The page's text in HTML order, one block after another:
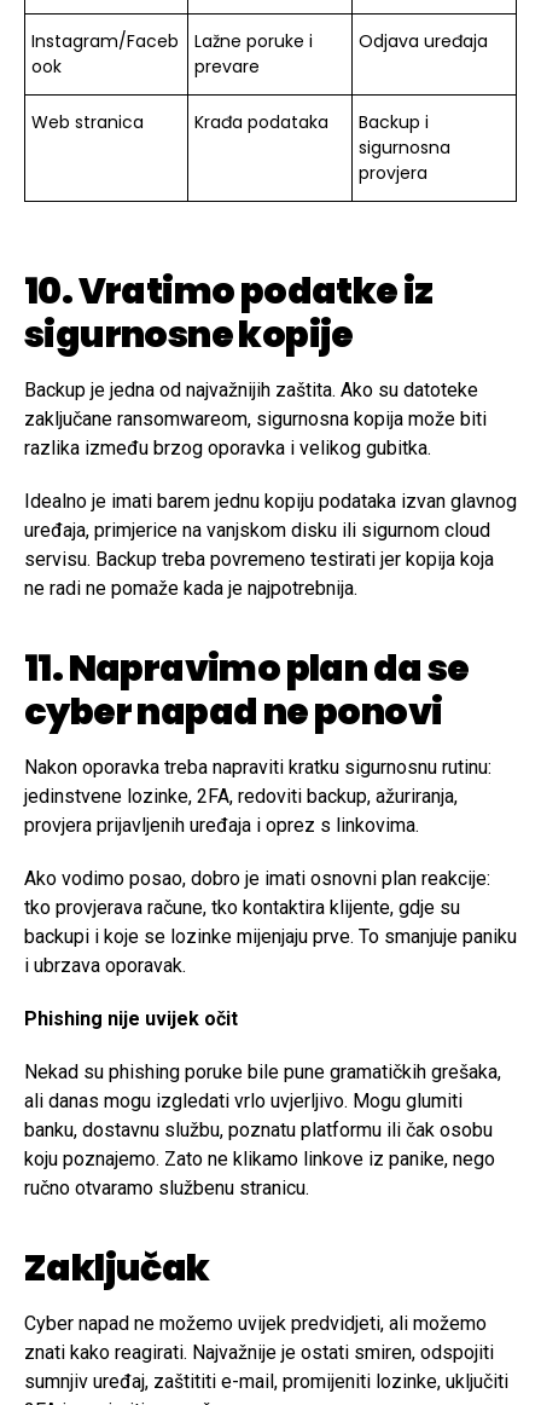
Instagram/Faceb
ook
Lažne poruke i
prevare
Odjava uređaja
Web stranica Krađa podataka
Backup i
sigurnosna
provjera
10. Vratimo podatke iz
sigurnosne kopije
Backup je jedna od najvažnijih zaštita. Ako su datoteke
zaključane ransomwareom, sigurnosna kopija može biti
razlika između brzog oporavka i velikog gubitka.
Idealno je imati barem jednu kopiju podataka izvan glavnog
uređaja, primjerice na vanjskom disku ili sigurnom cloud
servisu. Backup treba povremeno testirati jer kopija koja
ne radi ne pomaže kada je najpotrebnija.
11. Napravimo plan da se
cyber napad ne ponovi
Nakon oporavka treba napraviti kratku sigurnosnu rutinu:
jedinstvene lozinke, 2FA, redoviti backup, ažuriranja,
provjera prijavljenih uređaja i oprez s linkovima.
Ako vodimo posao, dobro je imati osnovni plan reakcije:
tko provjerava račune, tko kontaktira klijente, gdje su
backupi i koje se lozinke mijenjaju prve. To smanjuje paniku
i ubrzava oporavak.
Phishing nije uvijek očit
Nekad su phishing poruke bile pune gramatičkih grešaka,
ali danas mogu izgledati vrlo uvjerljivo. Mogu glumiti
banku, dostavnu službu, poznatu platformu ili čak osobu
koju poznajemo. Zato ne klikamo linkove iz panike, nego
ručno otvaramo službenu stranicu.
Zaključak
Cyber napad ne možemo uvijek predvidjeti, ali možemo
znati kako reagirati. Najvažnije je ostati smiren, odspojiti
sumnjiv uređaj, zaštititi e-mail, promijeniti lozinke, uključiti